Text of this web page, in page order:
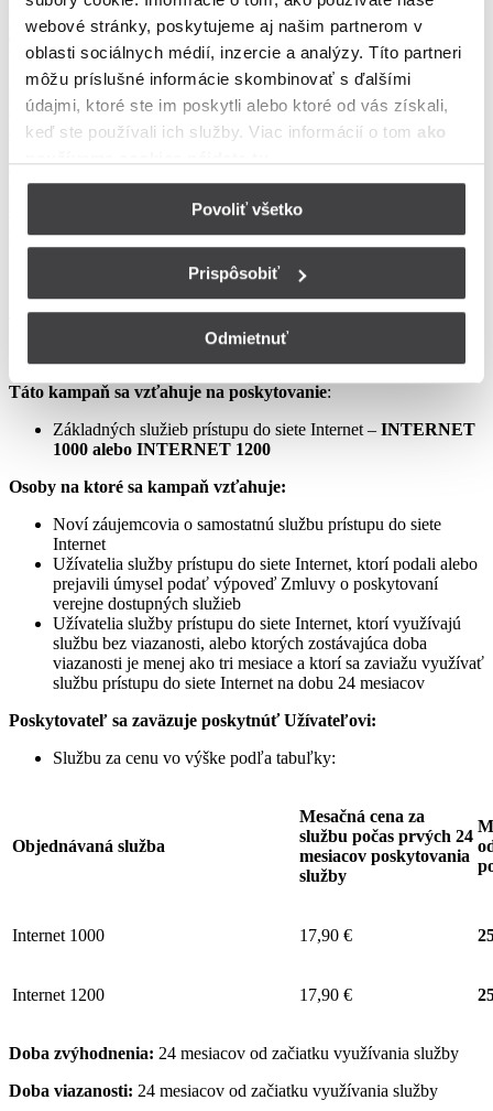
webové stránky, poskytujeme aj našim partnerom v
oblasti sociálnych médií, inzercie a analýzy. Títo partneri
môžu príslušné informácie skombinovať s ďalšími
údajmi, ktoré ste im poskytli alebo ktoré od vás získali,
keď ste používali ich služby. Viac informácií o tom ako
Povoliť všetko
Prispôsobiť
Odmietnuť
podmienkach neupravené sa riadia Zmluvou o poskytovaní verejne
dostupných služieb, vrátane všetkých jej súčastí, t.j. najmä
Všeobecných obchodných
podmienok na poskytovanie verejne dostupných služieb,
Osobitných podmienok, Tarify UPC Internet a Tarify jednorazových
služieb a iných platieb.
sú uvedené vrátane DPH podľa aktuálne platných právnych
predpisov.
Aprílový Crazy Week – Internet samostatne – LIS
Táto kampaň sa vzťahuje na poskytovanie:
Základných služieb prístupu do siete Internet – INTERNET
1000 alebo INTERNET 1200
Osoby na ktoré sa kampaň vzťahuje:
Noví záujemcovia o samostatnú službu prístupu do siete
Internet
Užívatelia služby prístupu do siete Internet, ktorí podali alebo
prejavili úmysel podať výpoveď Zmluvy o poskytovaní
verejne dostupných služieb
Užívatelia služby prístupu do siete Internet, ktorí využívajú
službu bez viazanosti, alebo ktorých zostávajúca doba
viazanosti je menej ako tri mesiace a ktorí sa zaviažu využívať
službu prístupu do siete Internet na dobu 24 mesiacov
Poskytovateľ sa zaväzuje poskytnúť Užívateľovi:
Službu za cenu vo výške podľa tabuľky:
Objednávaná služba
Mesačná cena za
službu počas prvých 24
mesiacov poskytovania
služby
Internet 1000 17,90 €
Internet 1200 17,90 €
Doba zvýhodnenia: 24 mesiacov od začiatku využívania služby
Doba viazanosti: 24 mesiacov od začiatku využívania služby